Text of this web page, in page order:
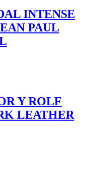
INTENSE
PAUL
Y ROLF
LEATHER